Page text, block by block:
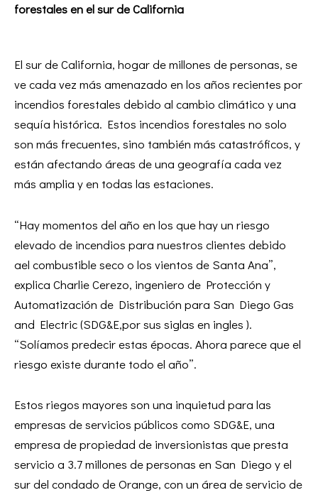
forestales en el sur de California
El sur de California, hogar de millones de personas, se
ve cada vez más amenazado en los años recientes por
incendios forestales debido al cambio climático y una
sequía histórica. Estos incendios forestales no solo
son más frecuentes, sino también más catastróficos, y
están afectando áreas de una geografía cada vez
más amplia y en todas las estaciones.
“Hay momentos del año en los que hay un riesgo
elevado de incendios para nuestros clientes debido
ael combustible seco o los vientos de Santa Ana”,
explica Charlie Cerezo, ingeniero de Protección y
Automatización de Distribución para San Diego Gas
and Electric (SDG&E,por sus siglas en ingles ).
“Solíamos predecir estas épocas. Ahora parece que el
riesgo existe durante todo el año”.
Estos riegos mayores son una inquietud para las
empresas de servicios públicos como SDG&E, una
empresa de propiedad de inversionistas que presta
servicio a 3.7 millones de personas en San Diego y el
sur del condado de Orange, con un área de servicio de